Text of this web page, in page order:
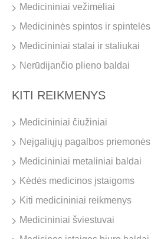
Medicininiai vežimėliai
Medicininės spintos ir spintelės
Medicininiai stalai ir staliukai
Nerūdijančio plieno baldai
KITI REIKMENYS
Medicininiai čiužiniai
Neįgaliųjų pagalbos priemonės
Medicininiai metaliniai baldai
Kėdės medicinos įstaigoms
Kiti medicininiai reikmenys
Medicininiai šviestuvai